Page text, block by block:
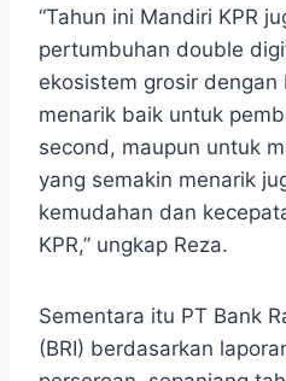
“Tahun ini Mandiri KPR
pertumbuhan double
ekosistem grosir
menarik baik untuk
second, maupun untuk
yang semakin menarik
kemudahan dan
KPR,” ungkap Reza.
Sementara itu PT Bank
(BRI) berdasarkan